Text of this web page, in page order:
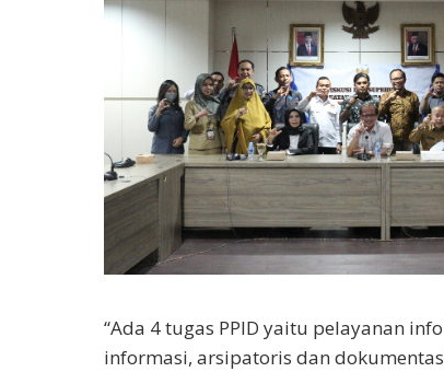
“Ada 4 tugas PPID yaitu pelayanan
informasi, arsipatoris dan